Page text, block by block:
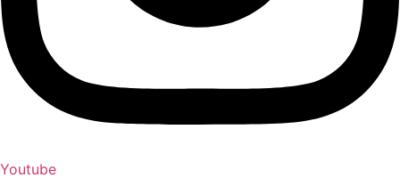
Youtube